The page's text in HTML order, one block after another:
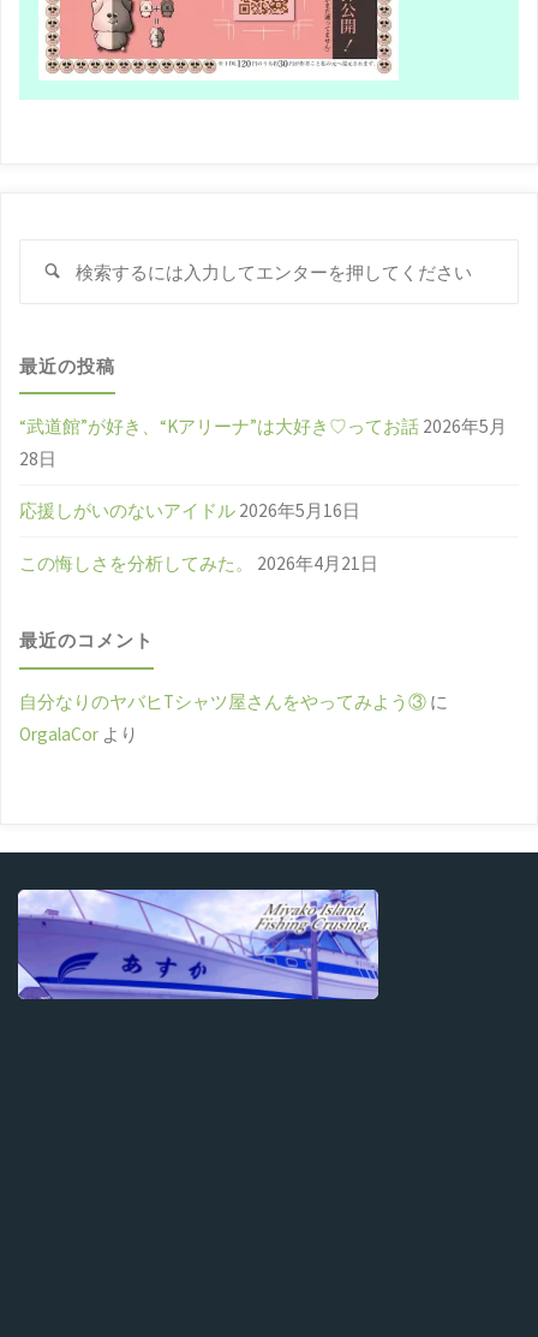
検
最近の投稿
“武道館”が好き、“Kアリーナ”は大好き♡ってお話 2026年5月
28日
応援しがいのないアイドル 2026年5月16日
この悔しさを分析してみた。 2026年4月21日
最近のコメント
自分なりのヤバヒTシャツ屋さんをやってみよう③ に
OrgalaCor より